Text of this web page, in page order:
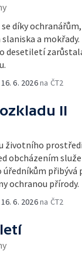
se díky
a
desetiletí
16. 6. 2026na ČT2
II
životního
obcházením
úředníkům
ochranou přírody.
16. 6. 2026na ČT2